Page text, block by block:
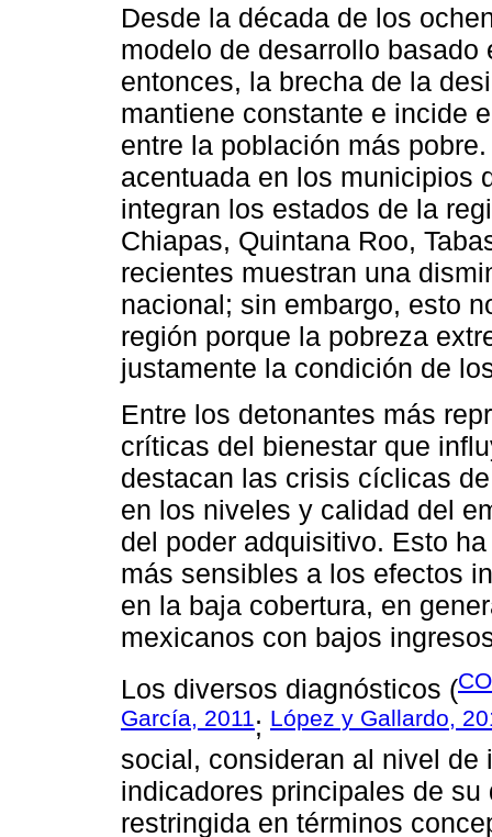
Desde la década de los
modelo de desarrollo
entonces, la brecha de la
mantiene constante e incide
entre la población más
acentuada en los municipios
integran los estados de la
Chiapas, Quintana Roo,
recientes muestran una
nacional; sin embargo, esto
región porque la pobreza
justamente la condición de
Entre los detonantes más
críticas del bienestar que
destacan las crisis cíclicas
en los niveles y calidad del
del poder adquisitivo. Esto
más sensibles a los efectos
en la baja cobertura, en
mexicanos con bajos
Los diversos diagnósticos (
García, 2011; López y Gallardo,
social, consideran al nivel
indicadores principales de
restringida en términos